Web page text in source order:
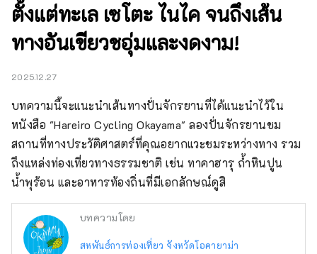
ตั้งแต่ทะเล เซโตะ ไนไค จนถึงเส้น
ทางอันเขียวชอุ่มและงดงาม!
2025.12.27
บทความนี้จะแนะนำเส้นทางปั่นจักรยานที่ได้แนะนำไว้ใน
หนังสือ "Hareiro Cycling Okayama" ลองปั่นจักรยานชม
สถานที่ทางประวัติศาสตร์ที่คุณอยากแวะชมระหว่างทาง รวม
ถึงแหล่งท่องเที่ยวทางธรรมชาติ เช่น ทาคาฮารุ ถ้ำหินปูน
น้ำพุร้อน และอาหารท้องถิ่นที่มีเอกลักษณ์ดูสิ
บทความโดย
สหพันธ์การท่องเที่ยว จังหวัดโอคายาม่า